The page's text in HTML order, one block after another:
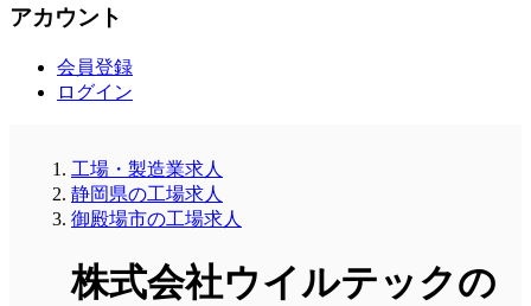
アカウント
会員登録
ログイン
工場・製造業求人
静岡県の工場求人
御殿場市の工場求人
株式会社ウイルテックの